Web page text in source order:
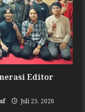
Editor
Juli 25, 2026